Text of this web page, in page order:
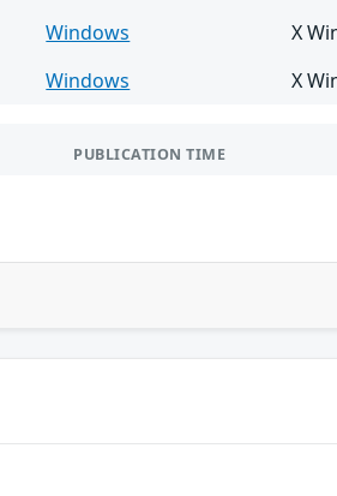
Windows
X
Windows X
PUBLICATION TIME